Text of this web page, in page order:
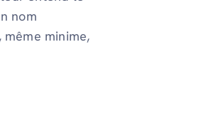
nom
minime,